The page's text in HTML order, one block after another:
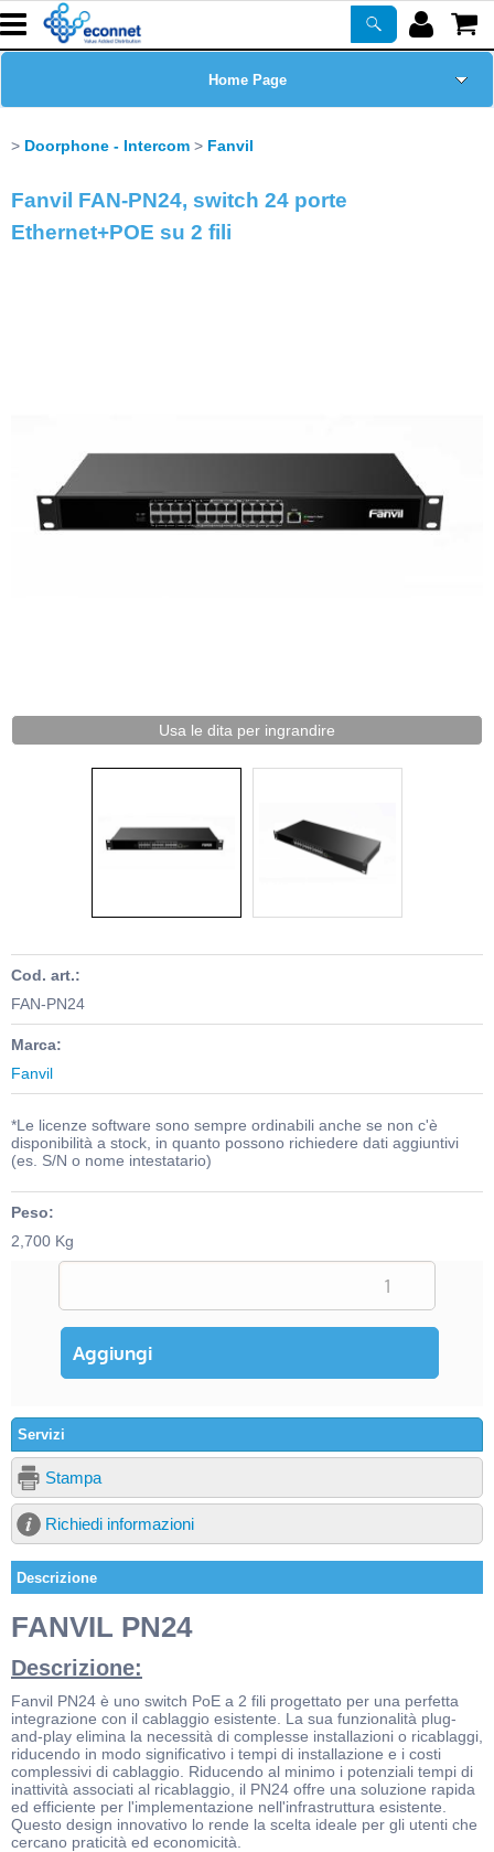
Home Page
Prodotti
Doorphone - Intercom Fanvil
Fanvil FAN-PN24, switch 24 porte
Ethernet+POE su 2 fili
Usa le dita per ingrandire
Cod. art.:
FAN-PN24
Marca:
Fanvil
*Le licenze software sono sempre ordinabili anche se non c'è
disponibilità a stock, in quanto possono richiedere dati aggiuntivi
(es. S/N o nome intestatario)
Peso:
2,700 Kg
Servizi
Stampa
Richiedi informazioni
Descrizione
FANVIL PN24
Descrizione:
Fanvil PN24 è uno switch PoE a 2 fili progettato per una perfetta
integrazione con il cablaggio esistente. La sua funzionalità plug-
and-play elimina la necessità di complesse installazioni o ricablaggi,
riducendo in modo significativo i tempi di installazione e i costi
complessivi di cablaggio. Riducendo al minimo i potenziali tempi di
inattività associati al ricablaggio, il PN24 offre una soluzione rapida
ed efficiente per l'implementazione nell'infrastruttura esistente.
Questo design innovativo lo rende la scelta ideale per gli utenti che
cercano praticità ed economicità.